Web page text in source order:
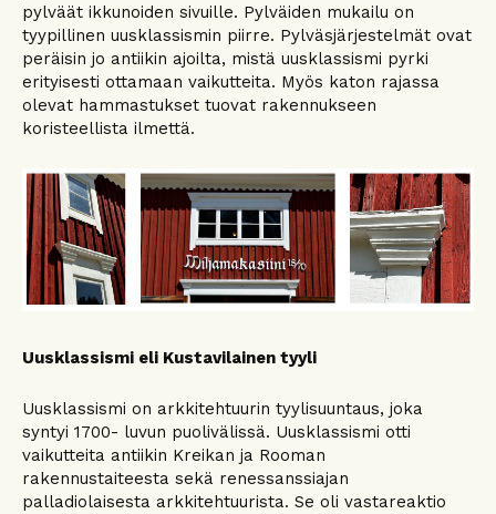
pylväät ikkunoiden sivuille. Pylväiden mukailu on
tyypillinen uusklassismin piirre. Pylväsjärjestelmät ovat
peräisin jo antiikin ajoilta, mistä uusklassismi pyrki
erityisesti ottamaan vaikutteita. Myös katon rajassa
olevat hammastukset tuovat rakennukseen
koristeellista ilmettä.
Uusklassismi eli Kustavilainen tyyli
Uusklassismi on arkkitehtuurin tyylisuuntaus, joka
syntyi 1700- luvun puolivälissä. Uusklassismi otti
vaikutteita antiikin Kreikan ja Rooman
rakennustaiteesta sekä renessanssiajan
palladiolaisesta arkkitehtuurista. Se oli vastareaktio